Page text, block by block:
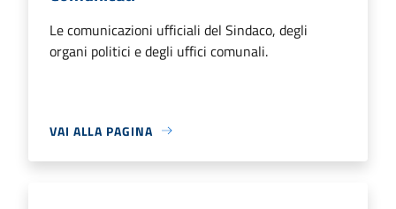
Le comunicazioni ufficiali del Sindaco, degli
organi politici e degli uffici comunali.
VAI ALLA PAGINA